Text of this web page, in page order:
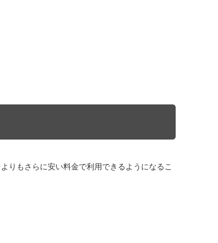
りもさらに安い料金で利用できるようになるこ